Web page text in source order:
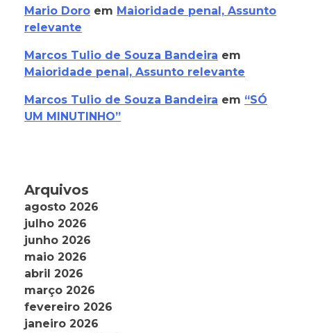
Mario Doro em Maioridade penal, Assunto
relevante
Marcos Tulio de Souza Bandeira em
Maioridade penal, Assunto relevante
Marcos Tulio de Souza Bandeira em “SÓ
UM MINUTINHO”
Arquivos
agosto 2026
julho 2026
junho 2026
maio 2026
abril 2026
março 2026
fevereiro 2026
janeiro 2026